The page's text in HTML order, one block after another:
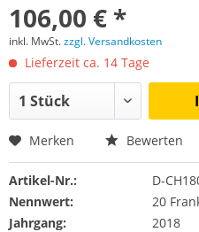
106,00 € *
inkl. MwSt.zzgl. Versandkosten
Lieferzeit ca. 14 Tage
Merken Bewerten
Artikel-Nr.:
D-
Nennwert:
20
Jahrgang:
2018